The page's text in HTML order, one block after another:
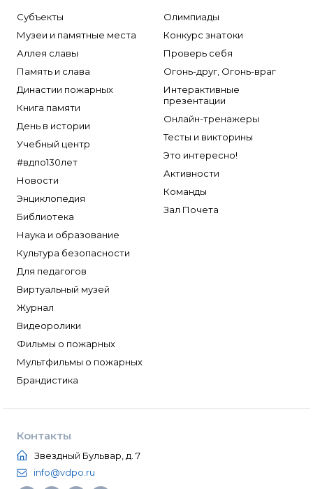
Субъекты
Музеи и памятные места
Аллея славы
Память и слава
Династии пожарных
Книга памяти
День в истории
Учебный центр
#вдпо130лет
Новости
Энциклопедия
Библиотека
Наука и образование
Культура безопасности
Для педагогов
Виртуальный музей
Журнал
Видеоролики
Фильмы о пожарных
Мультфильмы о пожарных
Брандистика
Олимпиады
Конкурс знатоки
Проверь себя
Огонь-друг, Огонь-враг
Интерактивные
презентации
Онлайн-тренажеры
Тесты и викторины
Это интересно!
Активности
Команды
Зал Почета
Контакты
Звездный Бульвар, д. 7
info@vdpo.ru